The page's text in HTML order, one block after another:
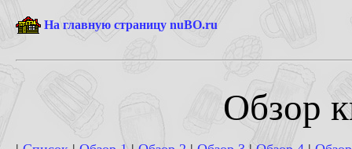
На главную страницу nuBO.ru
Обзор